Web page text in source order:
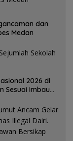
dan
Medan
2026 di
Sesuai Imbauan